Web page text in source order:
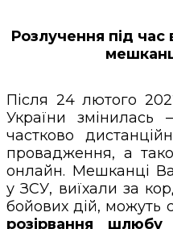
Розлучення під час
Після 24 лютого
України
частково
провадження, а
онлайн. Мешканці
у ЗСУ, виїхали за
бойових дій, можуть
розірвання шлюбу